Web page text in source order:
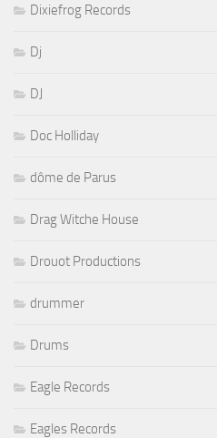
Dixiefrog Records
Dj
DJ
Doc Holliday
dôme de Parus
Drag Witche House
Drouot Productions
drummer
Drums
Eagle Records
Eagles Records